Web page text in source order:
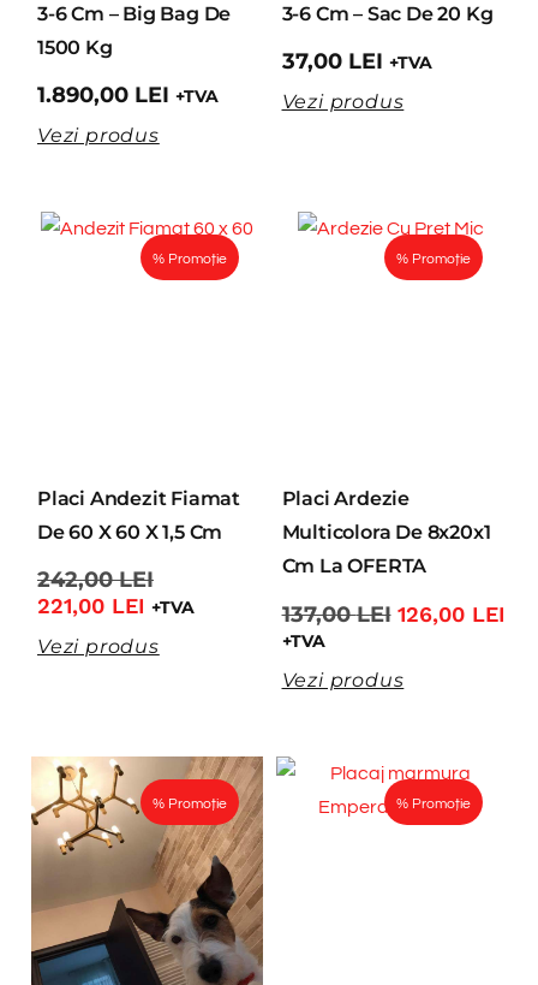
3-6 Cm – Big Bag De
1500 Kg
1.890,00 LEI +TVA
Vezi produs
3-6 Cm – Sac De 20 Kg
37,00 LEI +TVA
Vezi produs
% Promoție
Placi Andezit Fiamat
De 60 X 60 X 1,5 Cm
242,00LEI
221,00 LEI +TVA
Vezi produs
% Promoție
Placi Ardezie
Multicolora De 8x20x1
Cm La OFERTA
137,00LEI 126,00 LEI
+TVA
Vezi produs
% Promoție % Promoție